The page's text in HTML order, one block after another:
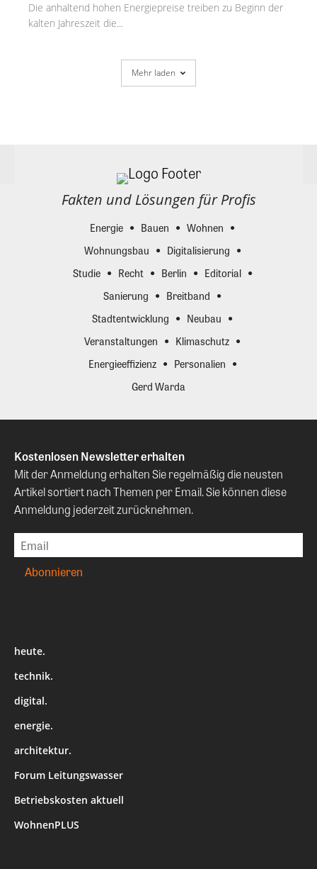
Die anhaltend hohen Energiepreise treiben zu Beginn der
kalten Jahreszeit die...
Mehr laden
Fakten und Lösungen für Profis
Energie Bauen
Wohnen
Wohnungsbau
Digitalisierung
Studie
Recht Berlin
Editorial
Sanierung
Breitband
Stadtentwicklung
Neubau
Veranstaltungen
Klimaschutz
Energieeffizienz
Personalien
Gerd Warda
Kostenlosen Newsletter erhalten
Mit der Anmeldung erhalten Sie regelmäßig die neusten
Artikel sortiert nach Themen per Email. Sie können diese
Anmeldung jederzeit zurücknehmen.
heute.
technik.
digital.
energie.
architektur.
Forum Leitungswasser
Betriebskosten aktuell
WohnenPLUS